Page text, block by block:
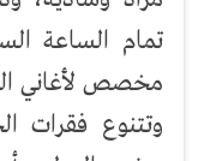
تمام الساعة
مخصص لأغاني
وتتنوع فقرات